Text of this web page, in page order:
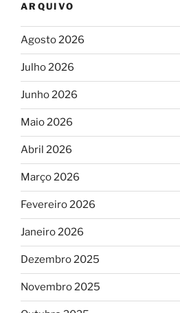
ARQUIVO
Agosto 2026
Julho 2026
Junho 2026
Maio 2026
Abril 2026
Março 2026
Fevereiro 2026
Janeiro 2026
Dezembro 2025
Novembro 2025